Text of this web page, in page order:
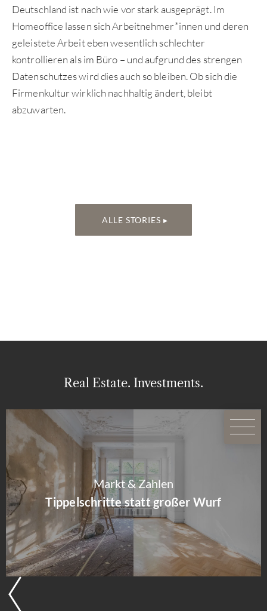
Deutschland ist nach wie vor stark ausgeprägt. Im
Homeoffice lassen sich Arbeitnehmer*innen und deren
geleistete Arbeit eben wesentlich schlechter
kontrollieren als im Büro – und aufgrund des strengen
Datenschutzes wird dies auch so bleiben. Ob sich die
Firmenkultur wirklich nachhaltig ändert, bleibt
abzuwarten.
ALLE STORIES ▸
Real Estate. Investments.
Markt & Zahlen
Tippelschritte statt großer Wurf